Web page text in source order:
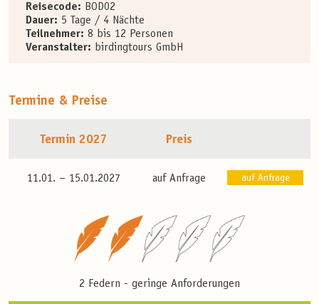
Reisecode: BOD02
Dauer: 5 Tage / 4 Nächte
Teilnehmer: 8 bis 12 Personen
Veranstalter: birdingtours GmbH
Termine & Preise
Termin 2027 Preis
11.01. – 15.01.2027 auf Anfrage auf Anfrage
2 Federn - geringe Anforderungen